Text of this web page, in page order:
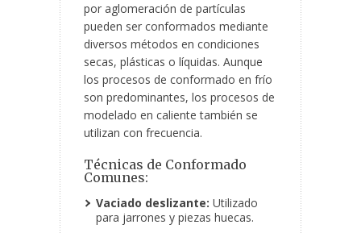
por aglomeración de partículas
pueden ser conformados mediante
diversos métodos en condiciones
secas, plásticas o líquidas. Aunque
los procesos de conformado en frío
son predominantes, los procesos de
modelado en caliente también se
utilizan con frecuencia.
Técnicas de Conformado
Comunes:
Vaciado deslizante: Utilizado
para jarrones y piezas huecas.